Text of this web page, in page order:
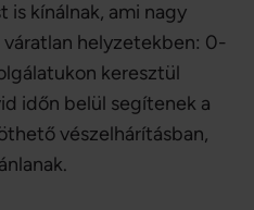
is kínálnak, ami nagy
helyzetekben: 0-
keresztül
időn belül segítenek a
vészelhárításban,